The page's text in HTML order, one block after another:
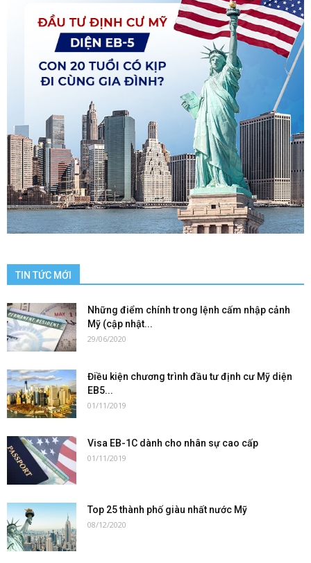
TIN TỨC MỚI
Những điểm chính trong lệnh cấm nhập cảnh
Mỹ (cập nhật...
29/06/2020
Điều kiện chương trình đầu tư định cư Mỹ diện
EB5...
01/11/2019
Visa EB-1C dành cho nhân sự cao cấp
01/11/2019
Top 25 thành phố giàu nhất nước Mỹ
08/12/2020